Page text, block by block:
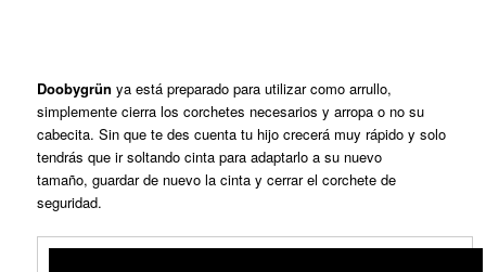
Doobygrün ya está preparado para utilizar como arrullo,
simplemente cierra los corchetes necesarios y arropa o no su
cabecita. Sin que te des cuenta tu hijo crecerá muy rápido y solo
tendrás que ir soltando cinta para adaptarlo a su nuevo
tamaño, guardar de nuevo la cinta y cerrar el corchete de
seguridad.